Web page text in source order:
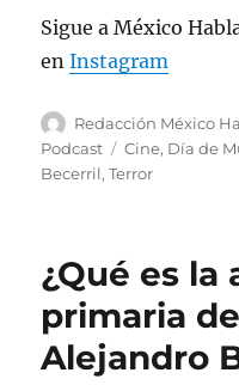
Sigue a México
enInstagram
A
u
t
Redacción México
Podcast
E
t
e
a
s
Cine, Día de
Becerril,Terror
¿Qué es la
primaria
Alejandro